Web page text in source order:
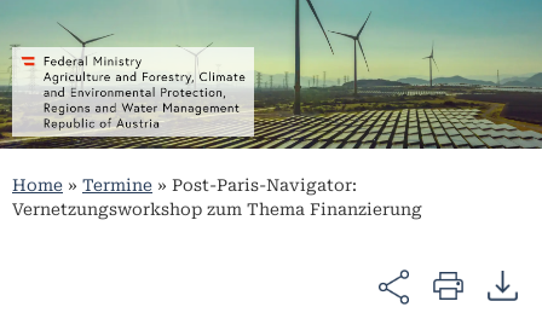
Home » Termine » Post-Paris-Navigator:
Vernetzungsworkshop zum Thema Finanzierung